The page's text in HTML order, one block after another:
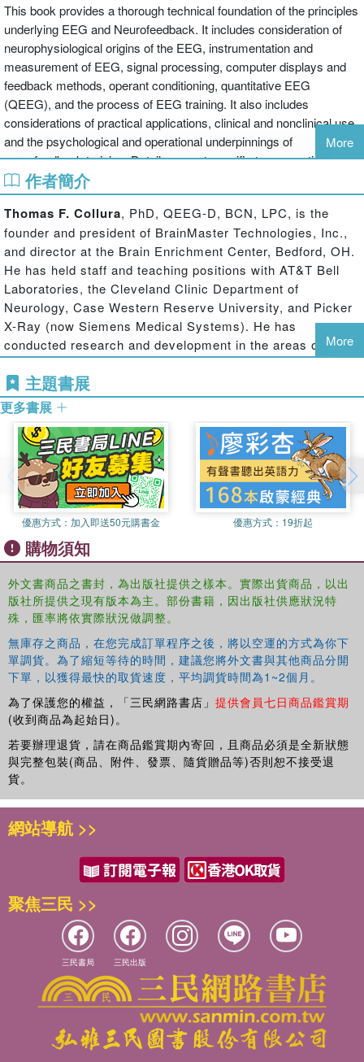
This book provides a thorough technical foundation of the principles
underlying EEG and Neurofeedback. It includes consideration of
neurophysiological origins of the EEG, instrumentation and
measurement of EEG, signal processing, computer displays and
feedback methods, operant conditioning, quantitative EEG
(QEEG), and the process of EEG training. It also includes
considerations of practical applications, clinical and nonclinical use,
and the psychological and operational underpinnings of
neurofeedback training. Details are not specific to any particular
equipment or but underlie all approaches to EEG measurement and
training for neurofeedback. Application areas and current
developments are presented with a view toward explicating the
technical factors underlying their implementation and use.
Technical and mathematical details are provided in appendices, for
those desiring a more detailed formal background.
More
作者簡介
Thomas F. Collura, PhD, QEEG-D, BCN, LPC, is the
founder and president of BrainMaster Technologies, Inc.,
and director at the Brain Enrichment Center, Bedford, OH.
He has held staff and teaching positions with AT&T Bell
Laboratories, the Cleveland Clinic Department of
Neurology, Case Western Reserve University, and Picker
X-Ray (now Siemens Medical Systems). He has
conducted research and development in the areas of brain
evoked potentials, silicon integrated circuits, EEG brain
mapping for epilepsy, quantitative EEG (QEEG), and
neurofeedback. He has collaborated in the field of EEG
with universities including the University of Illinois,
Memphis State University, and Brown University. He is a
past president of the International Society for
Neurofeedback and Research (ISNR), and a past
president of the EEG division of the Association for
Applied Psychophysiology and Biofeedback (AAPB).
More
主題書展
更多書展
優惠方式： 加入即送50元購書金 優惠方式： 19折起
購物須知
外文書商品之書封，為出版社提供之樣本。實際出貨商品，以出
版社所提供之現有版本為主。部份書籍，因出版社供應狀況特
殊，匯率將依實際狀況做調整。
無庫存之商品，在您完成訂單程序之後，將以空運的方式為你下
單調貨。為了縮短等待的時間，建議您將外文書與其他商品分開
下單，以獲得最快的取貨速度，平均調貨時間為1~2個月。
為了保護您的權益，「三民網路書店」 提供會員七日商品鑑賞期
(收到商品為起始日)。
若要辦理退貨，請在商品鑑賞期內寄回，且商品必須是全新狀態
與完整包裝(商品、附件、發票、隨貨贈品等)否則恕不接受退
貨。
網站導航 >>
聚焦三民 >>
三民書局 三民出版